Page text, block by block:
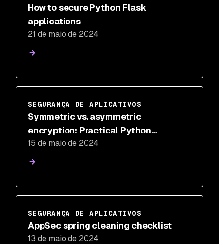
How to secure Python Flask
applications
21 de maio de 2024
SEGURANÇA DE APLICATIVOS
Symmetric vs. asymmetric
encryption: Practical Python
examples
15 de maio de 2024
SEGURANÇA DE APLICATIVOS
AppSec spring cleaning checklist
13 de maio de 2024